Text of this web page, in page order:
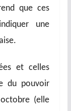
que ces
une
et celles
du pouvoir
(elle